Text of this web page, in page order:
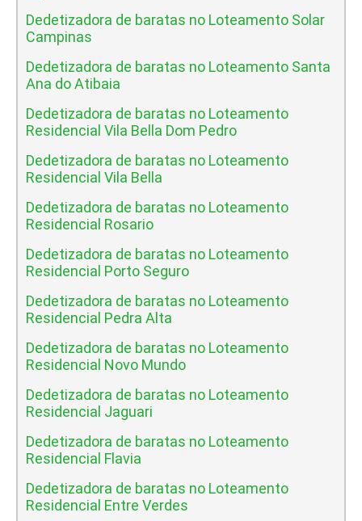
Dedetizadora de baratas no Loteamento Solar
Campinas
Dedetizadora de baratas no Loteamento Santa
Ana do Atibaia
Dedetizadora de baratas no Loteamento
Residencial Vila Bella Dom Pedro
Dedetizadora de baratas no Loteamento
Residencial Vila Bella
Dedetizadora de baratas no Loteamento
Residencial Rosario
Dedetizadora de baratas no Loteamento
Residencial Porto Seguro
Dedetizadora de baratas no Loteamento
Residencial Pedra Alta
Dedetizadora de baratas no Loteamento
Residencial Novo Mundo
Dedetizadora de baratas no Loteamento
Residencial Jaguari
Dedetizadora de baratas no Loteamento
Residencial Flavia
Dedetizadora de baratas no Loteamento
Residencial Entre Verdes